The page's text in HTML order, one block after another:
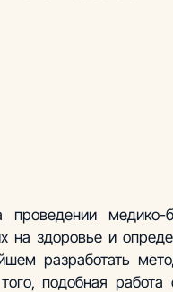
проведении медико-
на здоровье и
разработать
подобная работа